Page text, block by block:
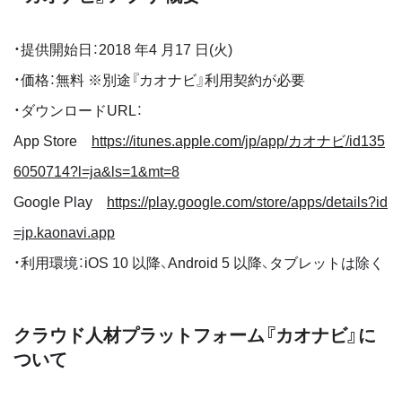
・提供開始⽇：2018 年4 ⽉17 ⽇(⽕)
・価格：無料 ※別途『カオナビ』利⽤契約が必要
・ダウンロードURL：
App Store https://itunes.apple.com/jp/app/カオナビ/id135
6050714?l=ja&ls=1&mt=8
Google Play https://play.google.com/store/apps/details?id
=jp.kaonavi.app
・利⽤環境：iOS 10 以降、Android 5 以降、タブレットは除く
クラウド⼈材プラットフォーム『カオナビ』に
ついて